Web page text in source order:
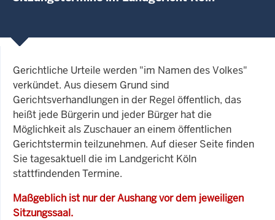
Gerichtliche Urteile werden "im Namen des Volkes"
verkündet. Aus diesem Grund sind
Gerichtsverhandlungen in der Regel öffentlich, das
heißt jede Bürgerin und jeder Bürger hat die
Möglichkeit als Zuschauer an einem öffentlichen
Gerichtstermin teilzunehmen. Auf dieser Seite finden
Sie tagesaktuell die im Landgericht Köln
stattfindenden Termine.
Maßgeblich ist nur der Aushang vor dem jeweiligen
Sitzungssaal.